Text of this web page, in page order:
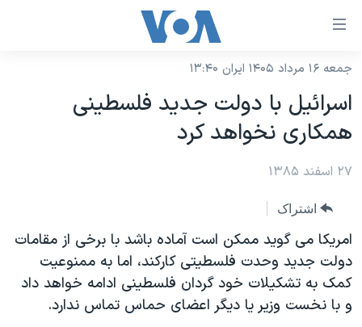
لینکهای
دسترسی
جهش
محتوای
اصلی
صفحه
اصلی
جهش
جستجو
نسخه سبک وب‌سایت
موضوع ها
ایران
آمریکا
جهان
ورزشی
گزیده‌ها
برنامه های تلویزیونی
جدول برنامه ها
صفحه‌های ویژه
جام جهانی ۲۰۲۶
عملیات خشم حماسی
فرکانس‌های صدای آمریکا
پخش رادیویی
جمعه ۱۶ مرداد ۱۴۰۵ ایران ۱۳:۴۰
اسرائيل با دولت جديد فلسطينی
همکاری نخواهد کرد
۲۷ اسفند ۱۳۸۵
اشتراک
امريکا می گويد ممکن است آماده باشد با برخی از مقامات
دولت جديد وحدت فلسطيتی کارکند، اما به ممنوعيت
کمک به تشکيلات خود گردان فلسطينی ادامه خواهد داد
و با نخست وزير يا ديگر اعضای حماس تماس ندارد.